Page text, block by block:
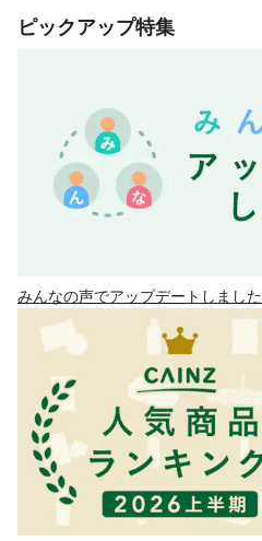
ピックアップ特集
みんなの声でアップデートしました